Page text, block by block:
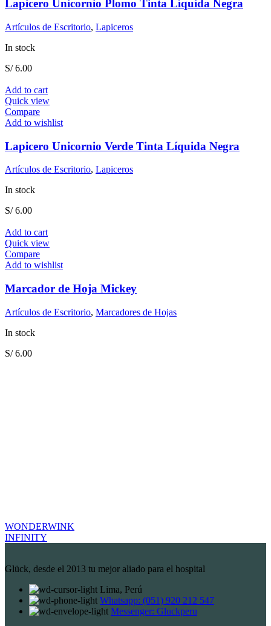
Lapicero Unicornio Plomo Tinta Líquida Negra
Artículos de Escritorio, Lapiceros
In stock
S/6.00
Add to cart
Quick view
Compare
Add to wishlist
Lapicero Unicornio Verde Tinta Líquida Negra
Artículos de Escritorio, Lapiceros
In stock
S/6.00
Add to cart
Quick view
Compare
Add to wishlist
Marcador de Hoja Mickey
Artículos de Escritorio, Marcadores de Hojas
In stock
S/6.00
WONDERWINK
INFINITY
Glück, desde el 2013 tu mejor aliado para el hospital
Lima, Perú
Whatsapp: (051) 920 212 547
Messenger: Gluckperu